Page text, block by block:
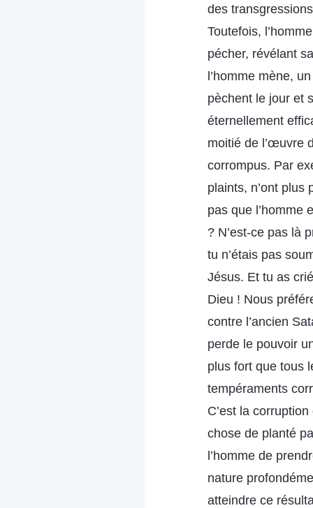
des
Toutefois,
pécher, révélant
l’homme mène,
pèchent le jour et
éternellement
moitié de l’œuvre
corrompus. Par
plaints, n’ont
pas que l’homme
? N’est-ce pas là
tu n’étais pas
Jésus. Et tu as
Dieu ! Nous
contre l’ancien
perde le pouvoir
plus fort que tous
tempéraments
C’est la
chose de planté
l’homme de
nature
atteindre ce